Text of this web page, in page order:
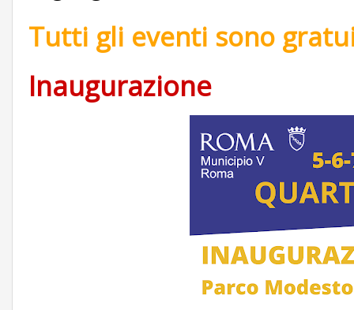
Tutti gli eventi sono
Inaugurazione